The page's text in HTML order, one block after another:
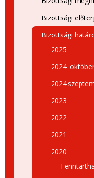
Bizottsági
Bizottsági
2025
2024.
2023
2022
2021.
2020.